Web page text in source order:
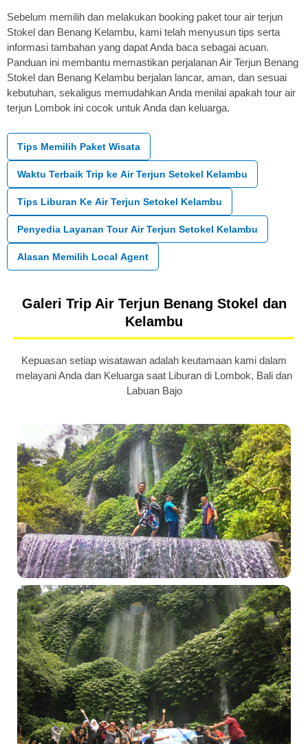
Sebelum memilih dan melakukan booking paket tour air terjun
Stokel dan Benang Kelambu, kami telah menyusun tips serta
informasi tambahan yang dapat Anda baca sebagai acuan.
Panduan ini membantu memastikan perjalanan Air Terjun Benang
Stokel dan Benang Kelambu berjalan lancar, aman, dan sesuai
kebutuhan, sekaligus memudahkan Anda menilai apakah tour air
terjun Lombok ini cocok untuk Anda dan keluarga.
Tips Memilih Paket Wisata
Waktu Terbaik Trip ke Air Terjun Setokel Kelambu
Tips Liburan Ke Air Terjun Setokel Kelambu
Penyedia Layanan Tour Air Terjun Setokel Kelambu
Alasan Memilih Local Agent
Galeri Trip Air Terjun Benang Stokel dan
Kelambu
Kepuasan setiap wisatawan adalah keutamaan kami dalam
melayani Anda dan Keluarga saat Liburan di Lombok, Bali dan
Labuan Bajo